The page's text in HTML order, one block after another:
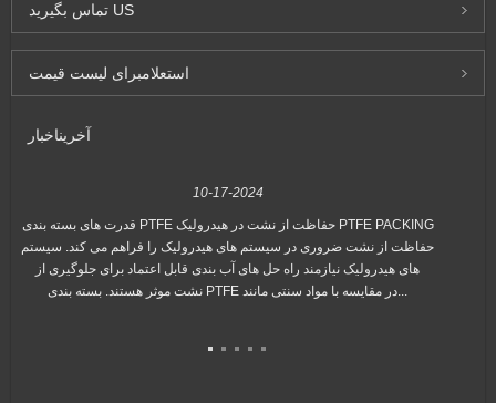
تماس بگیرید US
استعلامبرای لیست قیمت
آخریناخبار
10-17-2024
قدرت های بسته بندی PTFE حفاظت از نشت در هیدرولیک PTFE PACKING
حفاظت از نشت ضروری در سیستم های هیدرولیک را فراهم می کند. سیستم
های هیدرولیک نیازمند راه حل های آب بندی قابل اعتماد برای جلوگیری از
نشت موثر هستند. بسته بندی PTFE در مقایسه با مواد سنتی مانند...